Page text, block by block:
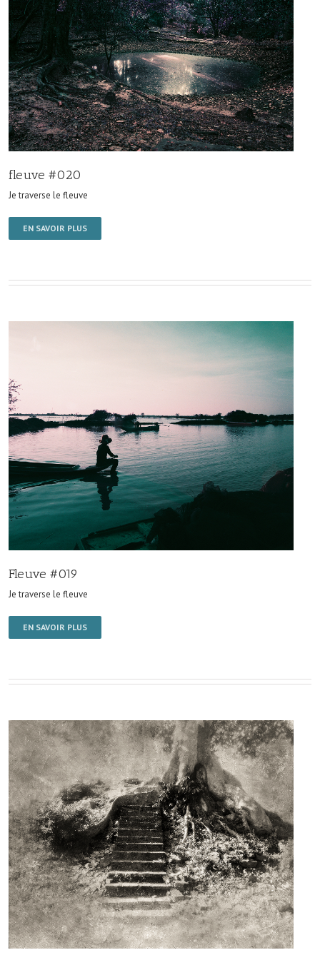
fleuve #020
Je traverse le fleuve
EN SAVOIR PLUS
Fleuve #019
Je traverse le fleuve
EN SAVOIR PLUS